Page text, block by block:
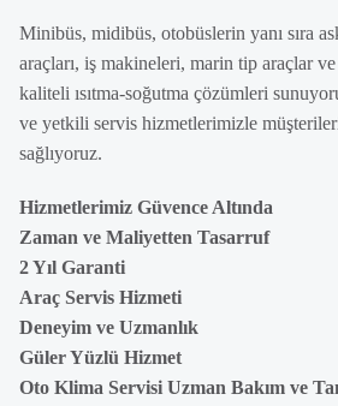
Minibüs, midibüs, otobüslerin yanı sıra
araçları, iş makineleri, marin tip araçlar
kaliteli ısıtma-soğutma çözümleri
ve yetkili servis hizmetlerimizle
sağlıyoruz.
Hizmetlerimiz Güvence Altında
Zaman ve Maliyetten Tasarruf
2 Yıl Garanti
Araç Servis Hizmeti
Deneyim ve Uzmanlık
Güler Yüzlü Hizmet
Oto Klima Servisi Uzman Bakım ve